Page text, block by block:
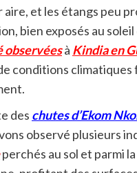
aire, et les étangs peu
bien exposés au soleil
observéesà Kindia en
conditions climatiques
des chutes d’Ekom
observé plusieurs
perchés au sol et parmi la